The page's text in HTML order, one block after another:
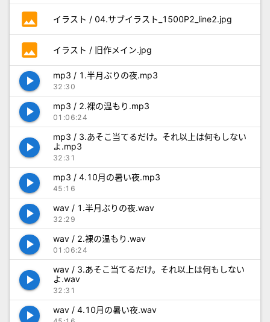
photo イラスト / 04.サブイラスト_1500P2_line2.jpg
photo イラスト / 旧作メイン.jpg
play_arrow mp3 / 1.半月ぶりの夜.mp3
32:30
play_arrow mp3 / 2.裸の温もり.mp3
01:06:24
play_arrow
mp3 / 3.あそこ当てるだけ。それ以上は何もしない
よ.mp3
32:31
play_arrow mp3 / 4.10月の暑い夜.mp3
45:16
play_arrow wav / 1.半月ぶりの夜.wav
32:29
play_arrow wav / 2.裸の温もり.wav
01:06:24
play_arrow
wav / 3.あそこ当てるだけ。それ以上は何もしない
よ.wav
32:31
play_arrow wav / 4.10月の暑い夜.wav